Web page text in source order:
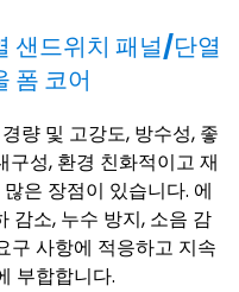
샌드위치 패널/단열
폼 코어
량 및 고강도, 방수성, 좋
구성, 환경 친화적이고 재
은 장점이 있습니다. 에
감소, 누수 방지, 소음 감
구 사항에 적응하고 지속
부합합니다.